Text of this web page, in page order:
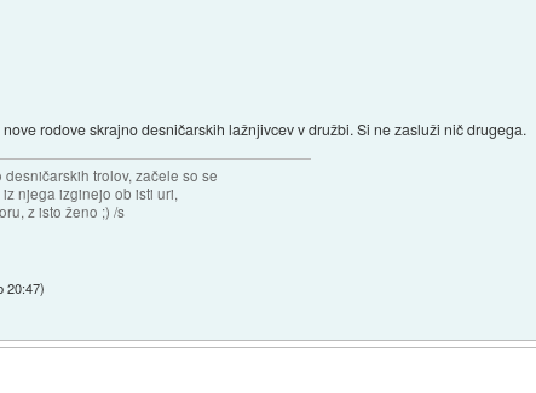
rodove skrajno desničarskih lažnjivcev v družbi. Si ne zasluži nič drugega.
trolov, začele so se
njega izginejo ob isti uri,
z isto ženo ;) /s
20:47)